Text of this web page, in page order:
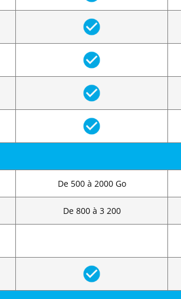
De 500 à 2000 Go
De 800 à 3 200